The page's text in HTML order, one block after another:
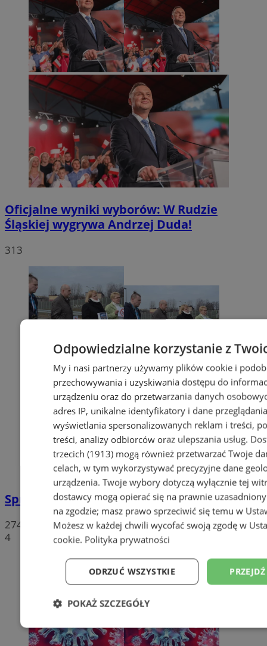
Oficjalne wyniki wyborów: W Rudzie
Śląskiej wygrywa Andrzej Duda!
313
Sprzeciwiają się niedzieli wolnej od handlu
274
4
Odpowiedzialne korzystanie z
My i nasi partnerzy używamy plików cookie i
przechowywania i uzyskiwania dostępu do
urządzeniu oraz do przetwarzania danych
adres IP, unikalne identyfikatory i dane
wyświetlania spersonalizowanych reklam i treści,
treści, analizy odbiorców oraz ulepszania usług.
trzecich (1913)mogą również przetwarzać Twoje
celach, w tym wykorzystywać precyzyjne dane
urządzenia. Twoje wybory dotyczą wyłącznie tej
dostawcy mogą opierać się na prawnie
na zgodzie; masz prawo sprzeciwić się temu w
Możesz w każdej chwili wycofać swoją zgodę w
cookie. Polityka prywatności
ODRZUĆ WSZYSTKIE
POKAŻ SZCZEGÓŁY
Niezbędne Wydajność Targetowanie